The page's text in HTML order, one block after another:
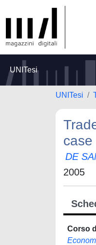
UNITesi
UNITesi
DE
2005
Corso